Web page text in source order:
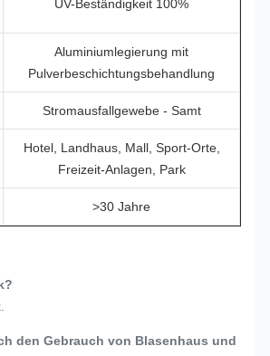
UV-Beständigkeit 100%
Aluminiumlegierung mit
Pulverbeschichtungsbehandlung
Stromausfallgewebe - Samt
Hotel, Landhaus, Mall, Sport-Orte,
Freizeit-Anlagen, Park
>30 Jahre
den Gebrauch von Blasenhaus und